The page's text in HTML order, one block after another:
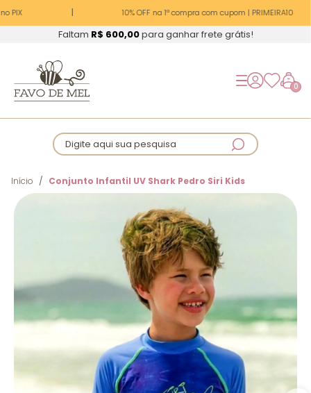
PIX 10% OFF na 1ª compra com cupom | PRIMEIRA10
Faltam R$ 600,00para ganhar frete grátis!
0
Digite aqui sua pesquisa
Início Conjunto Infantil UV Shark Pedro Siri Kids